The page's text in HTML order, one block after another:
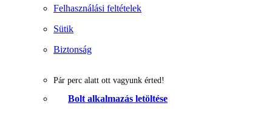
Felhasználási feltételek
Sütik
Biztonság
Pár perc alatt ott vagyunk érted!
Bolt alkalmazás letöltése